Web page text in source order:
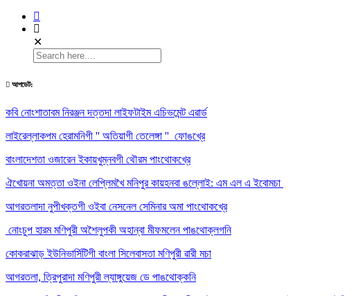
✕
আপডেট:
কবি নোংশাতাবম নিরঞ্জন দত্তদা লাইফটাইম এচিভমেন্ট এৱার্ড
লাইরেল্লাকপম হেরামনিগী '' অতিয়াগী তেলেঙ্গা '' ফোঙখ্রে
বাংলাদেশতা ওজারেন ইকায়খুম্নবগী থৌরম পাংথোকখ্রে
ঐখোয়না অমত্তা ওইনা লেপ্লিমখৈ মনিপুর কায়হনবা ঙল্লোই: এম এল এ ইবোমচা
আগরতলাদা নুপীখক্তগী ওইবা নেসনেল সেমিনার অমা পাংথোকখ্রে
নোংচুপ হারম মণিপুরী অশৈলুপকী অহান্বা মীফমলেন পাঙথোক্লগনি
কোকরাঝাড় ইউনিভার্সিটিগী বাংলা সিলেবাসতা মণিপুরী ৱারী মচা
আগরতলা, ত্রিপুরাদা মণিপুরী ল্যাঙ্গুয়েজ ডে পাঙথোক্কনি